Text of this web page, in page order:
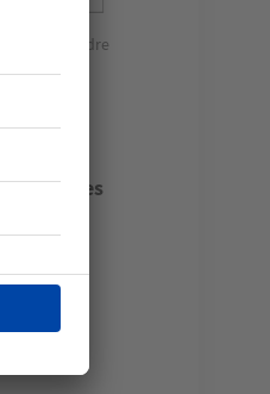
Entreprendre
la
dans les
et